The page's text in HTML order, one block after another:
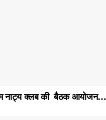
नाट्य क्लब की बैठक आयोजन…